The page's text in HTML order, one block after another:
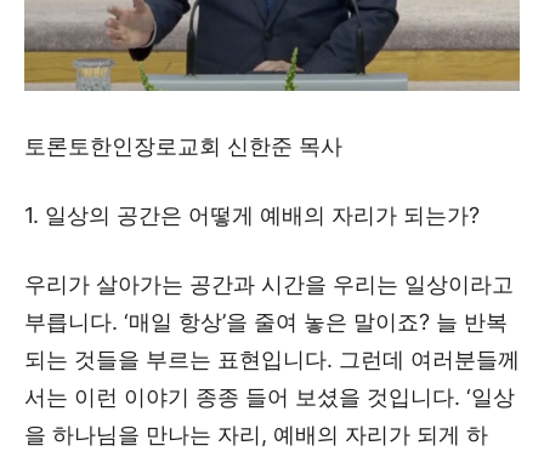
토론토한인장로교회 신한준 목사
1. 일상의 공간은 어떻게 예배의 자리가 되는가?
우리가 살아가는 공간과 시간을 우리는 일상이라고
부릅니다. ‘매일 항상’을 줄여 놓은 말이죠? 늘 반복
되는 것들을 부르는 표현입니다. 그런데 여러분들께
서는 이런 이야기 종종 들어 보셨을 것입니다. ‘일상
을 하나님을 만나는 자리, 예배의 자리가 되게 하